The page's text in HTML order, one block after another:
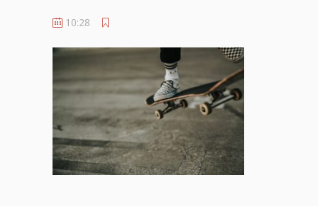
10:28